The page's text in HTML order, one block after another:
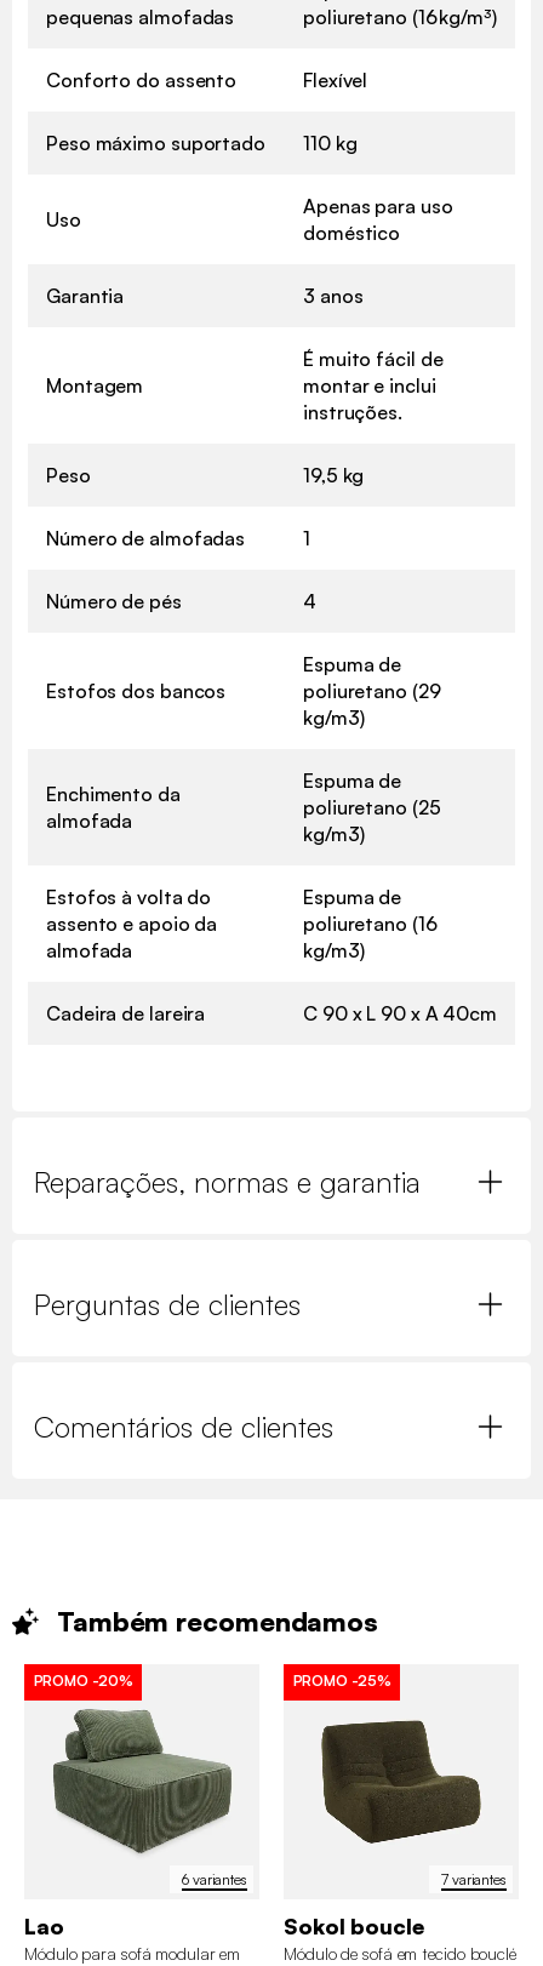
pequenas almofadas
poliuretano (16 kg/m³)
Conforto do assento Flexível
Peso máximo suportado 110 kg
Uso
Apenas para uso
doméstico
Garantia 3 anos
Montagem
É muito fácil de
montar e inclui
instruções.
Peso 19,5 kg
Número de almofadas 1
Número de pés 4
Estofos dos bancos
Espuma de
poliuretano (29
kg/m3)
Enchimento da
almofada
Espuma de
poliuretano (25
kg/m3)
Estofos à volta do
assento e apoio da
almofada
Espuma de
poliuretano (16
kg/m3)
Cadeira de lareira C 90 x L 90 x A 40cm
Reparações, normas e garantia
Perguntas de clientes
Comentários de clientes
Também recomendamos
6 variantes
PROMO -20%
Lao
Módulo para sofá modular em
7 variantes
PROMO -25%
Sokol boucle
Módulo de sofá em tecido bouclé